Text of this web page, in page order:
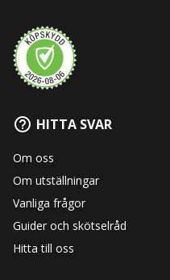
HITTA SVAR
Om oss
Om utställningar
Vanliga frågor
Guider och skötselråd
Hitta till oss